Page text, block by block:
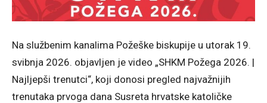
Na službenim kanalima Požeške biskupije u utorak 19.
svibnja 2026. objavljen je video „SHKM Požega 2026. |
Najljepši trenutci“, koji donosi pregled najvažnijih
trenutaka prvoga dana Susreta hrvatske katoličke